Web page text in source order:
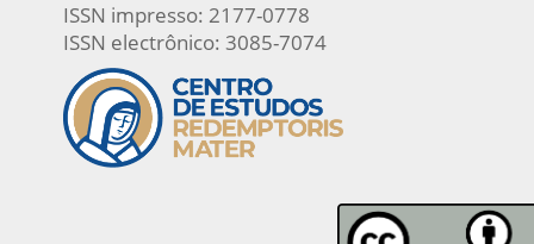
ISSN impresso: 2177-0778
ISSN electrônico: 3085-7074